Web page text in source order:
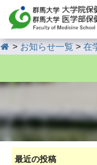
HOME
> お知らせ一覧 > 在
最近の投稿